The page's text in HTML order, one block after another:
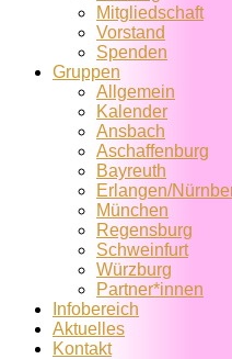
Mitglied­schaft
Vorstand
Spenden
Gruppen
Allgemein
Kalender
Ansbach
Aschaffenburg
Bayreuth
Erlangen/
München
Regensburg
Schweinfurt
Würzburg
Partner*innen
Infobereich
Aktuelles
Kontakt